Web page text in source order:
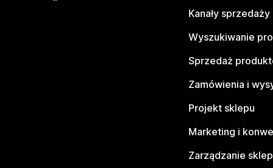
Kanały sprzedaży
Wyszukiwanie
Sprzedaż
Zamówienia i
Projekt sklepu
Marketing i
Zarządzanie